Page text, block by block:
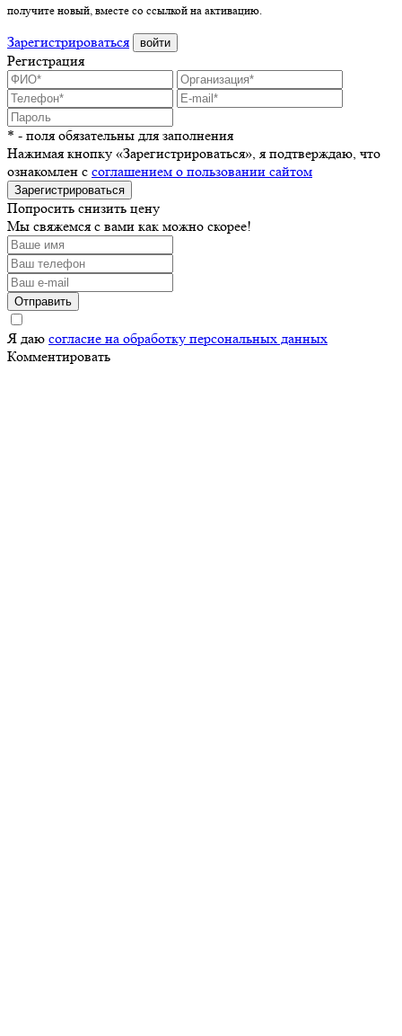
получите новый, вместе со ссылкой на активацию.
Зарегистрироваться войти
Регистрация
* - поля обязательны для заполнения
Нажимая кнопку «Зарегистрироваться», я подтверждаю, что
ознакомлен с соглашением о пользовании сайтом
Зарегистрироваться
Попросить снизить цену
Мы свяжемся с вами как можно скорее!
Отправить
Я даю согласие на обработку персональных данных
Комментировать